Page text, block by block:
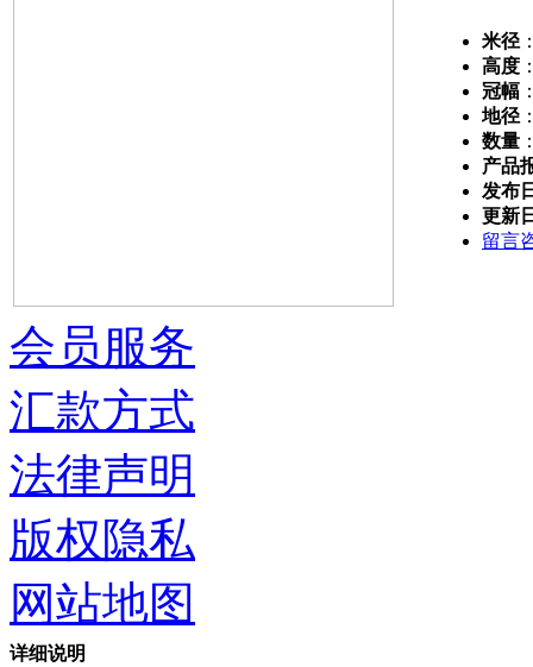
米径
高度
冠幅
地径
数量
产品
发布
更新
留言
详细说明
会员服务
汇款方式
法律声明
版权隐私
网站地图